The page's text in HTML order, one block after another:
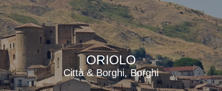
ORIOLO
Città & Borghi, Borghi